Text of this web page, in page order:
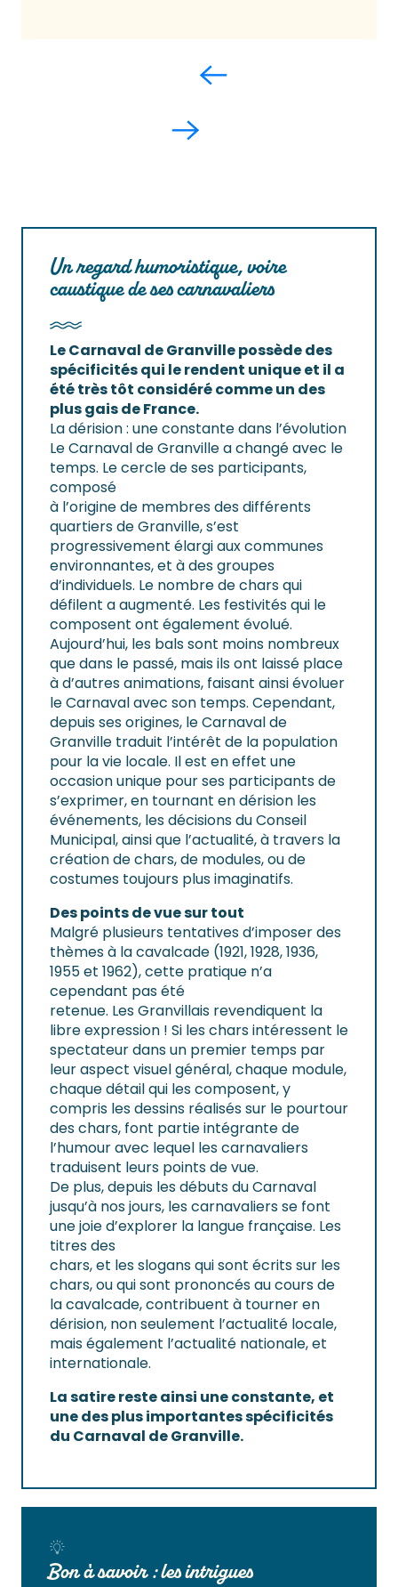
Un regard humoristique, voire
caustique de ses carnavaliers
Le Carnaval de Granville possède des
spécificités qui le rendent unique et il a
été très tôt considéré comme un des
plus gais deFrance.
La dérision : une constante dans l’évolution
Le Carnaval de Granville a changé avec le
temps. Le cercle de ses participants,
composé
à l’origine de membres des différents
quartiers de Granville, s’est
progressivement élargi aux communes
environnantes, et à des groupes
d’individuels. Le nombre de chars qui
défilent a augmenté. Les festivités qui le
composent ont également évolué.
Aujourd’hui, les bals sont moins nombreux
que dans le passé, mais ils ont laissé place
à d’autres animations, faisant ainsi évoluer
le Carnaval avec son temps. Cependant,
depuis ses origines, le Carnaval de
Granville traduit l’intérêt de la population
pour la vie locale. Il est en effet une
occasion unique pour ses participants de
s’exprimer, en tournant en dérision les
événements, les décisions du Conseil
Municipal, ainsi que l’actualité, à travers la
création de chars, de modules, ou de
costumes toujours plus imaginatifs.
Des points de vue sur tout
Malgré plusieurs tentatives d’imposer des
thèmes à la cavalcade (1921, 1928, 1936,
1955 et 1962), cette pratique n’a
cependant pas été
retenue. Les Granvillais revendiquent la
libre expression ! Si les chars intéressent le
spectateur dans un premier temps par
leur aspect visuel général, chaque module,
chaque détail qui les composent, y
compris les dessins réalisés sur le pourtour
des chars, font partie intégrante de
l’humour avec lequel les carnavaliers
traduisent leurs points de vue.
De plus, depuis les débuts du Carnaval
jusqu’à nos jours, les carnavaliers se font
une joie d’explorer la langue française. Les
titres des
chars, et les slogans qui sont écrits sur les
chars, ou qui sont prononcés au cours de
la cavalcade, contribuent à tourner en
dérision, non seulement l’actualité locale,
mais également l’actualité nationale, et
internationale.
La satire reste ainsi une constante, et
une des plus importantes spécificités
du Carnaval de Granville.
Bon à savoir : les intrigues